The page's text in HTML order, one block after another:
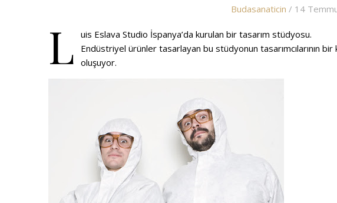
Budasanaticin / 14
L uis Eslava Studio İspanya’da kurulan bir tasarım stüdyosu.
Endüstriyel ürünler tasarlayan bu stüdyonun tasarımcılarının bir
oluşuyor.